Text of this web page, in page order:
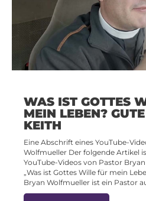
WAS IST GOTTES
MEIN LEBEN?
KEITH
Eine Abschrift eines YouTube-
Wolfmueller Der folgende Artikel
YouTube-Videos von Pastor
„Was ist Gottes Wille für mein
Bryan Wolfmueller ist ein Pastor